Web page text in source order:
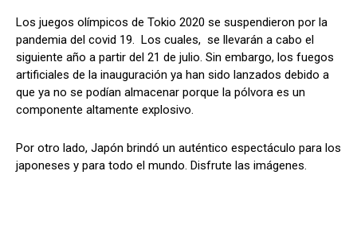
Los juegos olímpicos de Tokio 2020 se suspendieron por la
pandemia del covid 19. Los cuales, se llevarán a cabo el
siguiente año a partir del 21 de julio. Sin embargo, los fuegos
artificiales de la inauguración ya han sido lanzados debido a
que ya no se podían almacenar porque la pólvora es un
componente altamente explosivo.
Por otro lado, Japón brindó un auténtico espectáculo para los
japoneses y para todo el mundo. Disfrute las imágenes.